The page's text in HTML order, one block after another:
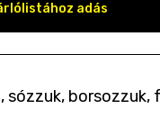
adás
borsozzuk,